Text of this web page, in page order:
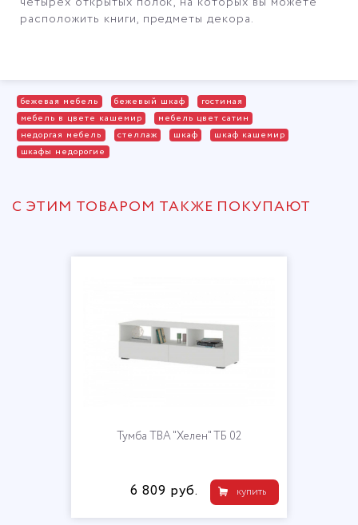
расположить книги, предметы декора.
бежевая мебель бежевый шкаф
гостиная
мебель в цвете кашемир
мебель цвет сатин
недоргая мебель
стеллаж шкаф
шкаф кашемир
шкафы недорогие
С ЭТИМ ТОВАРОМ ТАКЖЕ ПОКУПАЮТ
Тумба ТВА "Хелен" ТБ 02
купить
6 809 руб.